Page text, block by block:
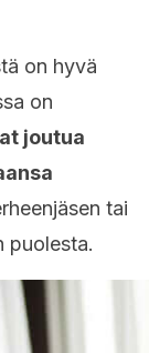
on hyvä
on
joutua
tai
puolesta.